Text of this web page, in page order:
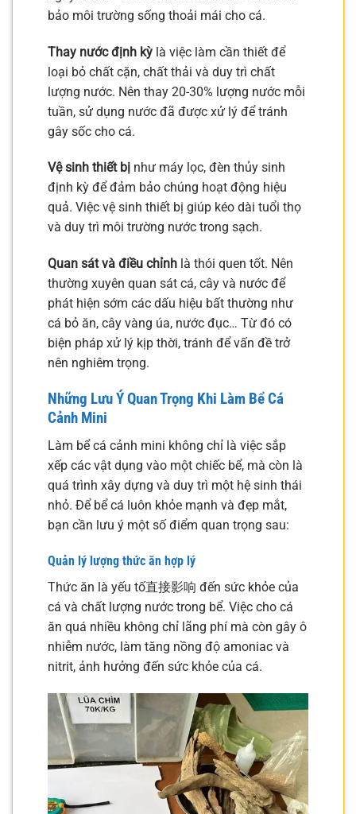
bảo môi trường sống thoải mái cho cá.
Thay nước định kỳ là việc làm cần thiết để
loại bỏ chất cặn, chất thải và duy trì chất
lượng nước. Nên thay 20-30% lượng nước mỗi
tuần, sử dụng nước đã được xử lý để tránh
gây sốc cho cá.
Vệ sinh thiết bị như máy lọc, đèn thủy sinh
định kỳ để đảm bảo chúng hoạt động hiệu
quả. Việc vệ sinh thiết bị giúp kéo dài tuổi thọ
và duy trì môi trường nước trong sạch.
Quan sát và điều chỉnh là thói quen tốt. Nên
thường xuyên quan sát cá, cây và nước để
phát hiện sớm các dấu hiệu bất thường như
cá bỏ ăn, cây vàng úa, nước đục… Từ đó có
biện pháp xử lý kịp thời, tránh để vấn đề trở
nên nghiêm trọng.
Những Lưu Ý Quan Trọng Khi Làm Bể Cá
Cảnh Mini
Làm bể cá cảnh mini không chỉ là việc sắp
xếp các vật dụng vào một chiếc bể, mà còn là
quá trình xây dựng và duy trì một hệ sinh thái
nhỏ. Để bể cá luôn khỏe mạnh và đẹp mắt,
bạn cần lưu ý một số điểm quan trọng sau:
Quản lý lượng thức ăn hợp lý
Thức ăn là yếu tố直接影响 đến sức khỏe của
cá và chất lượng nước trong bể. Việc cho cá
ăn quá nhiều không chỉ lãng phí mà còn gây ô
nhiễm nước, làm tăng nồng độ amoniac và
nitrit, ảnh hưởng đến sức khỏe của cá.